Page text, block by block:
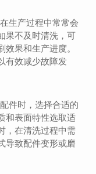
生产过程中常常会
果不及时清洗，可
果和生产进度。
有效减少故障发
件时，选择合适的
和表面特性选取适
，在清洗过程中需
导致配件变形或磨